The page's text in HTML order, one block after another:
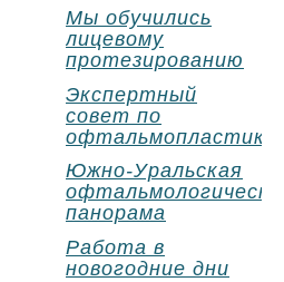
Мы обучились
лицевому
протезированию
Экспертный
совет по
офтальмопластике
Южно-Уральская
офтальмологическая
панорама
Работа в
новогодние дни